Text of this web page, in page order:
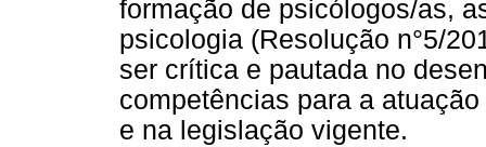
formação de psicólogos/as,
psicologia (Resolução n°5/
ser crítica e pautada no
competências para a
e na legislação vigente.